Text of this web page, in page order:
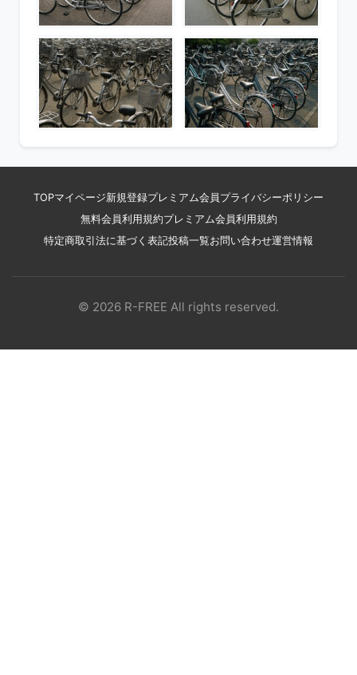
TOPマイページ新規登録プレミアム会員 プライバシーポリシー
無料会員利用規約プレミアム会員利用規約
特定商取引法に基づく表記投稿一覧お問い合わせ運営情報
© 2026 R-FREE All rights reserved.